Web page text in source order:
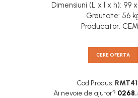
Dimensiuni (L x l x h): 99
Greutate: 56
Producator:
CERE OFERTA
Cod Produs:
Ai nevoie de ajutor?